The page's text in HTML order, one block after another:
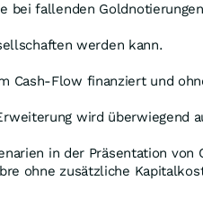
bei fallenden
werden kann.
Flow finanziert und
wird überwiegend
in der Präsentation von
ohne zusätzliche